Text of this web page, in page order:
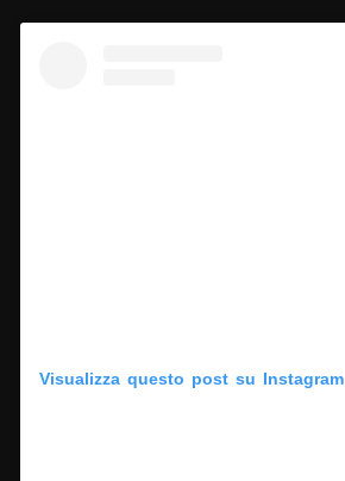
Visualizza questo post su Instagram